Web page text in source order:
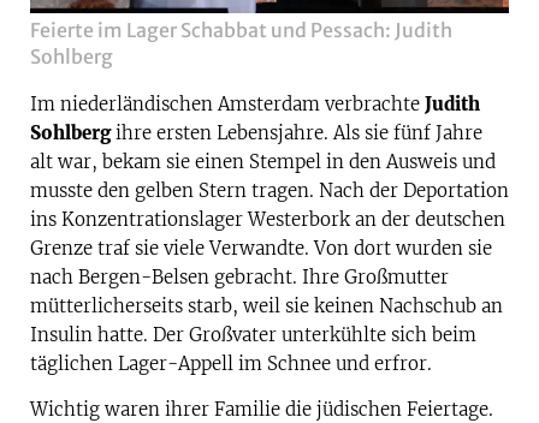
Feierte im Lager Schabbat und Pessach: Judith
Sohlberg
Im niederländischen Amsterdam verbrachte Judith
Sohlbergihre ersten Lebensjahre. Als sie fünf Jahre
alt war, bekam sie einen Stempel in den Ausweis und
musste den gelben Stern tragen. Nach der Deportation
ins Konzentrationslager Westerbork an der deutschen
Grenze traf sie viele Verwandte. Von dort wurden sie
nach Bergen-Belsen gebracht. Ihre Großmutter
mütterlicherseits starb, weil sie keinen Nachschub an
Insulin hatte. Der Großvater unterkühlte sich beim
täglichen Lager-Appell im Schnee und erfror.
Wichtig waren ihrer Familie die jüdischen Feiertage.